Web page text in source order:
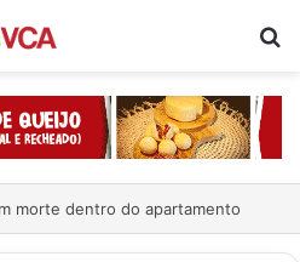
morte dentro do apartamento